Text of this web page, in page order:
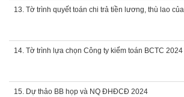
13. Tờ trình quyết toán chi trả tiền lương, thù lao
14. Tờ trình lựa chọn Công ty kiểm toán BCTC 2024
15. Dự thảo BB họp và NQ ĐHĐCĐ 2024